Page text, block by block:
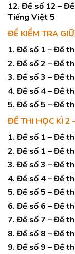
12. Đề số 12 –
Tiếng Việt 5
ĐỀ KIỂM TRA
1. Đề số 1 – Đề
2. Đề số 2 – Đề
3. Đề số 3 – Đề
4. Đề số 4 – Đề
5. Đề số 5 – Đề
ĐỀ THI HỌC KÌ 2
1. Đề số 1 – Đề
2. Đề số 1 – Đề
3. Đề số 3 – Đề
4. Đề số 4 – Đề
5. Đề số 5 – Đề
6. Đề số 6 – Đề
7. Đề số 7 – Đề
8. Đề số 8 – Đề
9. Đề số 9 – Đề